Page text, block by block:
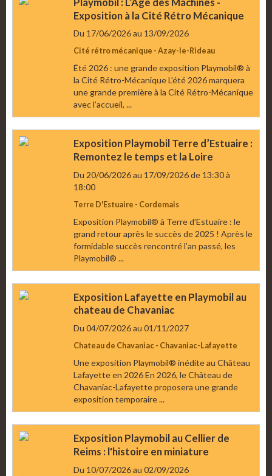
Exposition à la Cité Rétro Mécanique
Du 17/06/2026au 13/09/2026
Cité rétro mécanique - Azay-le-Rideau
Été 2026 : une grande exposition Playmobil® à
la Cité Rétro-Mécanique L’été 2026 marquera
une grande première à la Cité Rétro-Mécanique
avec l’accueil, ...
Exposition Playmobil Terre d’Estuaire :
Remontez le temps et la Loire
Du 20/06/2026au 17/09/2026de 13:30à
18:00
Terre D'Estuaire - Cordemais
Exposition Playmobil® à Terre d’Estuaire : le
grand retour après le succès de 2025 ! Après le
formidable succès rencontré l’an passé, les
Playmobil® ...
Exposition Lafayette en Playmobil au
chateau de Chavaniac
Du 04/07/2026au 01/11/2027
Chateau de Chavaniac - Chavaniac-Lafayette
Une exposition Playmobil® inédite au Château
Lafayette en 2026 En 2026, le Château de
Chavaniac-Lafayette proposera une grande
exposition temporaire ...
Exposition Playmobil au Cellier de
Reims : l'histoire en miniature
Du 10/07/2026au 02/09/2026